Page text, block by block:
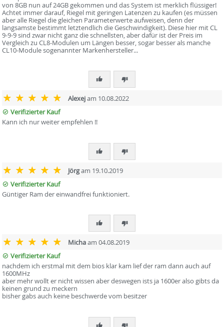
von 8GB nun auf 24GB gekommen und das System ist merklich flüssiger!
Achtet immer darauf, Riegel mit geringen Latenzen zu kaufen (es müssen
aber alle Riegel die gleichen Parameterwerte aufweisen, denn der
langsamste bestimmt letztendlich die Geschwindigkeit). Diese hier mit CL
9-9-9 sind zwar nicht ganz die schnellsten, aber dafür ist der Preis im
Vergleich zu CL8-Modulen um Längen besser, sogar besser als manche
CL10-Module sogenannter Markenhersteller...
Alexejam 10.08.2022
Verifizierter Kauf
Kann ich nur weiter empfehlen !!
Jörgam 19.10.2019
Verifizierter Kauf
Güntiger Ram der einwandfrei funktioniert.
Michaam 04.08.2019
Verifizierter Kauf
nachdem ich erstmal mit dem bios klar kam lief der ram dann auch auf
1600MHz
aber mehr wollt er nicht wissen aber deswegen ists ja 1600er also gibts da
keinen grund zu meckern
bisher gabs auch keine beschwerde vom besitzer